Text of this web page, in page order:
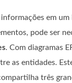
em um
pode ser
. Com diagramas
as entidades.
três